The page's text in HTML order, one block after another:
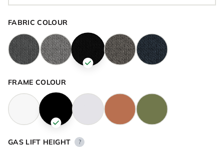
FABRIC COLOUR
FRAME COLOUR
GAS LIFT HEIGHT ?